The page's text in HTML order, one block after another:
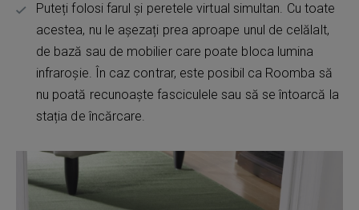
Puteți folosi farul și peretele virtual simultan. Cu toate
acestea, nu le așezați prea aproape unul de celălalt,
de bază sau de mobilier care poate bloca lumina
infraroșie. În caz contrar, este posibil ca Roomba să
nu poată recunoaște fasciculele sau să se întoarcă la
stația de încărcare.